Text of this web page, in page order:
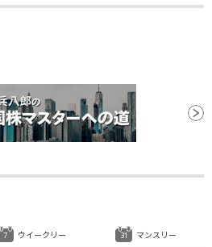
ウイークリー マンスリー